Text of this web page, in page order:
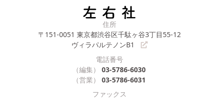
住所
〒151-0051 東京都渋谷区千駄ヶ谷3丁目55-12
ヴィラパルテノンB1
電話番号
（編集）
03-5786-6030
（営業）
03-5786-6031
ファックス